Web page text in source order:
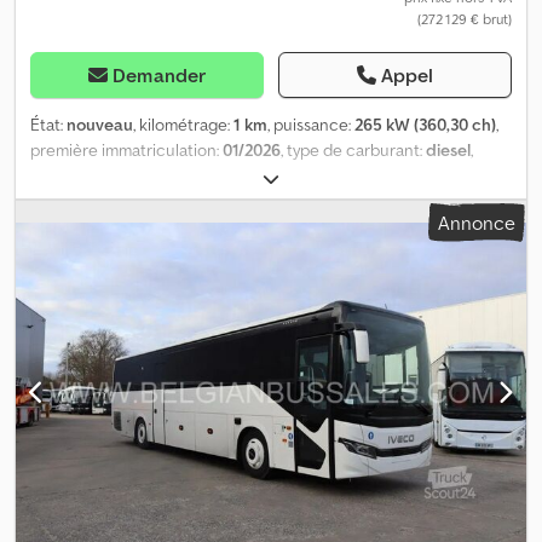
(272 129 € brut)
Demander Appel
État: nouveau, kilométrage:1 km, puissance:265 kW (360,30 ch),
première immatriculation:01/2026, type de carburant:diesel,
, type d'engrenage:
d'émission:Euro 6, couleur:autre, freins:retardeur, longueur
totale:10 700 mm , hauteur totale:3 460 mm, Année de
de vitesse
Réfrigérateur à l’avant - Webasto Autres - Climatisation =
Informations complémentaires = Dcedpfjy Uylvox Akvsk
Dommages : aucun = Informations sur l’entreprise = Nous sommes
une entreprise internationale basée en Belgique, dans la région
de Bruxelles (+/- 20 km). Belgian Bus Sales est votre partenaire
idéal pour l’achat et la vente de bus d’occasion et dispose d’un
vaste parc qui sert d’espace d’exposition. Nous avons toujours en
stock de nombreux bus de toutes marques, capacités, modèles
et dans toutes les gammes de prix. Nous pouvons vous aider à
trouver le bus touristique, scolaire ou de ligne idéal, adapté à vos
Annonce